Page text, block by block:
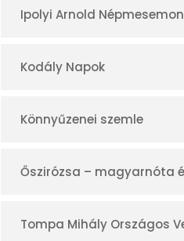
Ipolyi Arnold
Kodály Napok
Könnyűzenei szemle
Őszirózsa – magyarnóta
Tompa Mihály Országos